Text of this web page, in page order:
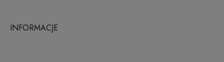
INFORMACJE